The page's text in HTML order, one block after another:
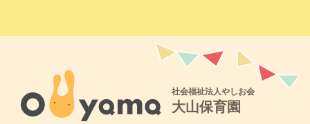
社会福祉法人やしお会
大山保育園